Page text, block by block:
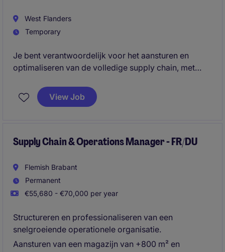
West Flanders
Temporary
Je bent verantwoordelijk voor het aansturen en
optimaliseren van de volledige supply chain, met
ondersteuning van de verdere groei van de
organisatie.
View Job
Supply Chain & Operations Manager - FR/DU
Flemish Brabant
Permanent
€55,680 - €70,000 per year
Structureren en professionaliseren van een
snelgroeiende operationele organisatie.
Aansturen van een magazijn van +800 m² en